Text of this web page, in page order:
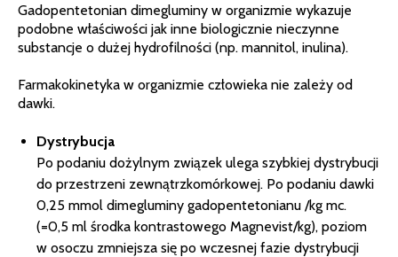
Gadopentetonian dimegluminy w organizmie wykazuje
podobne właściwości jak inne biologicznie nieczynne
substancje o dużej hydrofilności (np. mannitol, inulina).
Farmakokinetyka w organizmie człowieka nie zależy od
dawki.
Dystrybucja
Po podaniu dożylnym związek ulega szybkiej dystrybucji
do przestrzeni zewnątrzkomórkowej. Po podaniu dawki
0,25 mmol dimegluminy gadopentetonianu /kg mc.
(=0,5 ml środka kontrastowego Magnevist/kg), poziom
w osoczu zmniejsza się po wczesnej fazie dystrybucji